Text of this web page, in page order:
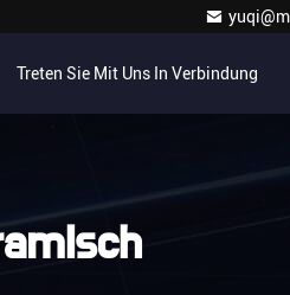
Treten Sie Mit Uns In Verbindung